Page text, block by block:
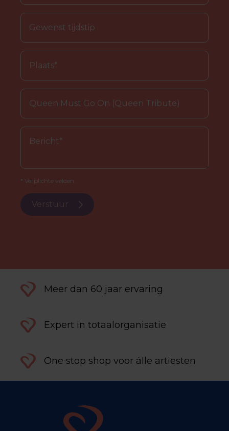
* Verplichte velden.
Verstuur
Meer dan 60 jaar ervaring
Expert in totaalorganisatie
One stop shop voor álle artiesten